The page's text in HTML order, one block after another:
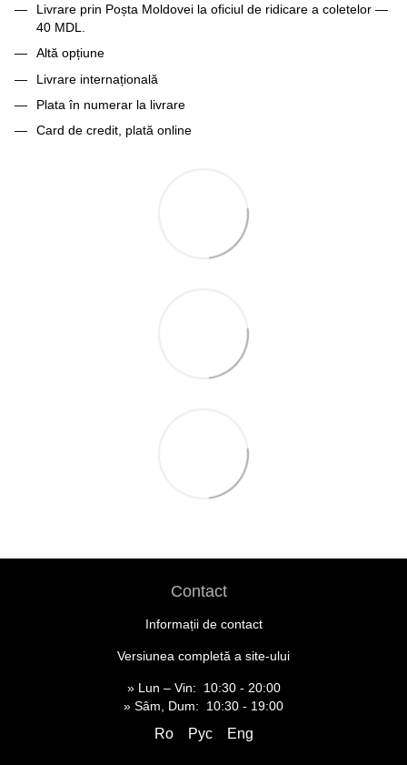
Livrare prin Poșta Moldovei la oficiul de ridicare a coletelor —
40 MDL.
Altă opțiune
Livrare internațională
Plata în numerar la livrare
Card de credit, plată online
Contact
Informații de contact
Versiunea completă a site-ului
» Lun – Vin: 10:30 - 20:00
» Sâm, Dum: 10:30 - 19:00
Ro Рус Eng